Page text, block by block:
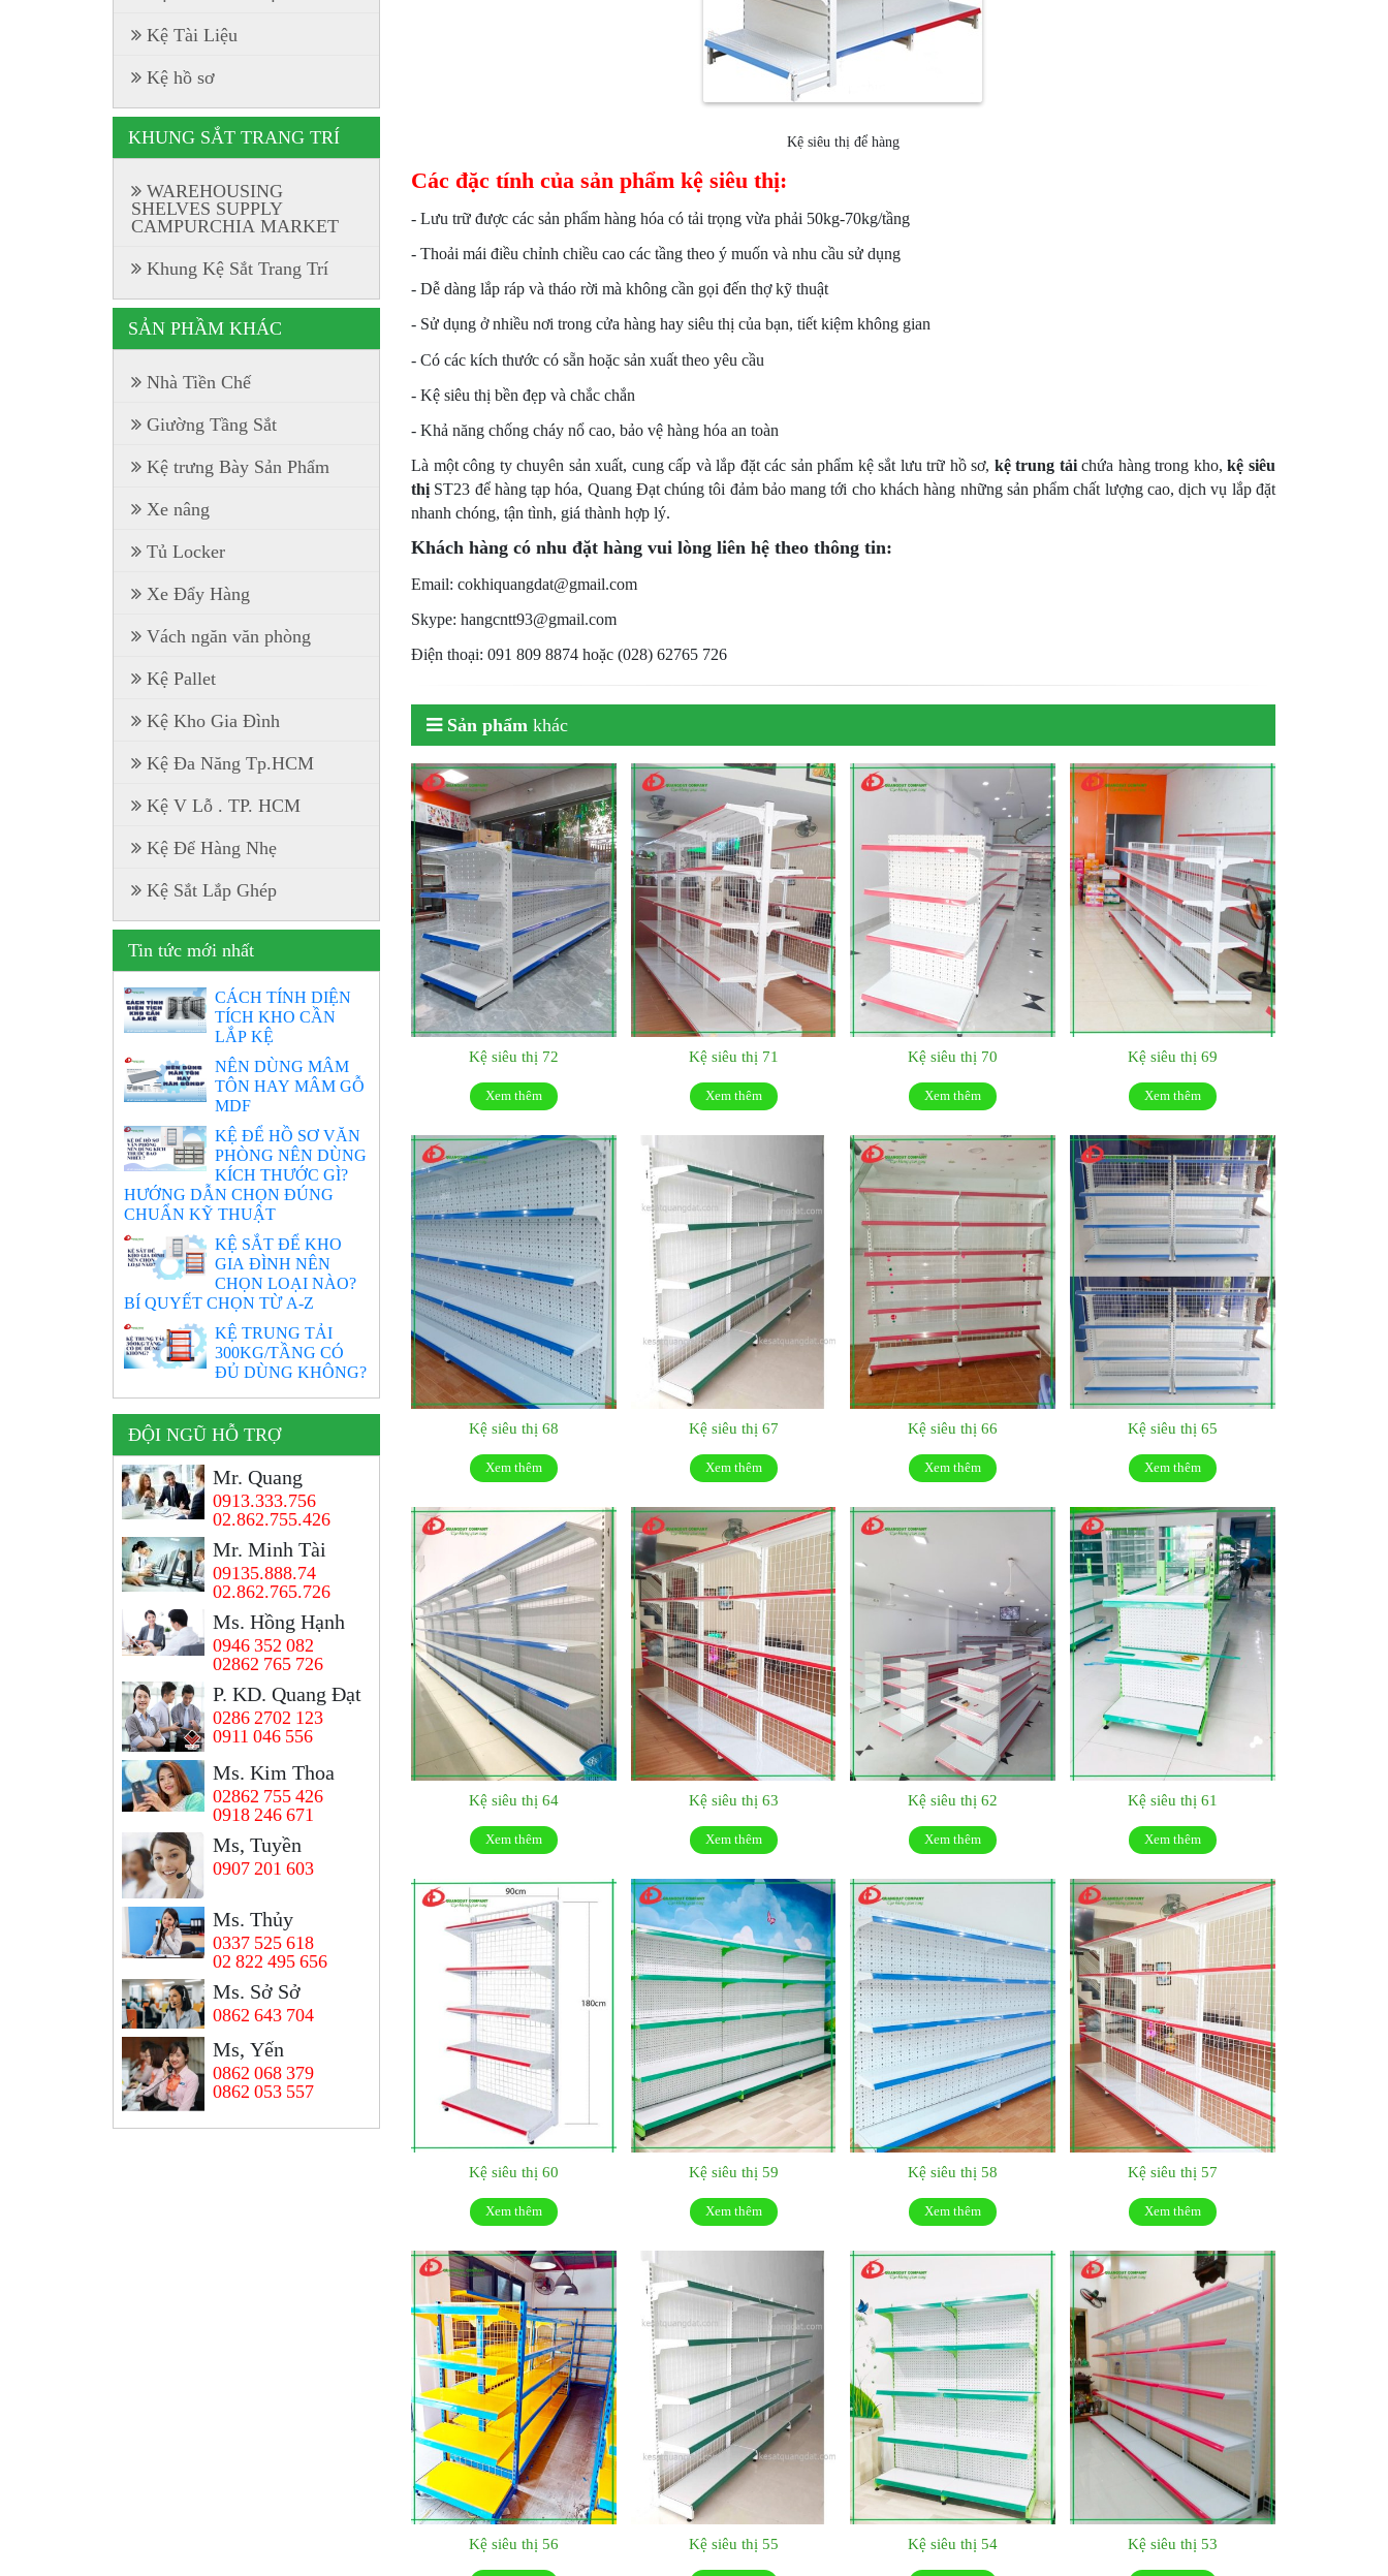
Kệ siêu thị để hàng
Các đặc tính của sản phẩm kệ siêu thị:
- Lưu trữ được các sản phẩm hàng hóa có tải trọng vừa phải 50kg-70kg/tầng
- Thoải mái điều chỉnh chiều cao các tầng theo ý muốn và nhu cầu sử dụng
- Dễ dàng lắp ráp và tháo rời mà không cần gọi đến thợ kỹ thuật
- Sử dụng ở nhiều nơi trong cửa hàng hay siêu thị của bạn, tiết kiệm không gian
- Có các kích thước có sẵn hoặc sản xuất theo yêu cầu
- Kệ siêu thị bền đẹp và chắc chắn
- Khả năng chống cháy nổ cao, bảo vệ hàng hóa an toàn
Là một công ty chuyên sản xuất, cung cấp và lắp đặt các sản phẩm kệ sắt lưu trữ hồ sơ, kệ trung tảichứa hàng trong kho,kệ siêu
thị ST23 để hàng tạp hóa, Quang Đạt chúng tôi đảm bảo mang tới cho khách hàng những sản phẩm chất lượng cao, dịch vụ lắp đặt
nhanh chóng, tận tình, giá thành hợp lý.
Khách hàng có nhu đặt hàng vui lòng liên hệ theo thông tin:
Email: cokhiquangdat@gmail.com
Skype: hangcntt93@gmail.com
Điện thoại: 091 809 8874 hoặc (028) 62765 726
Sản phẩm khác
Kệ siêu thị 72
Xem thêm
Kệ siêu thị 71
Xem thêm
Kệ siêu thị 70
Xem thêm
Kệ siêu thị 69
Xem thêm
Kệ siêu thị 68
Xem thêm
Kệ siêu thị 67
Xem thêm
Kệ siêu thị 66
Xem thêm
Kệ siêu thị 65
Xem thêm
Kệ siêu thị 64
Xem thêm
Kệ siêu thị 63
Xem thêm
Kệ siêu thị 62
Xem thêm
Kệ siêu thị 61
Xem thêm
Kệ siêu thị 60
Xem thêm
Kệ siêu thị 59
Xem thêm
Kệ siêu thị 58
Xem thêm
Kệ siêu thị 57
Xem thêm
Kệ siêu thị 56 Kệ siêu thị 55 Kệ siêu thị 54 Kệ siêu thị 53
Kệ Tài Liệu
Kệ hồ sơ
KHUNG SẮT TRANG TRÍ
WAREHOUSING
SHELVES SUPPLY
CAMPURCHIA MARKET
Khung Kệ Sắt Trang Trí
SẢN PHẦM KHÁC
Nhà Tiền Chế
Giường Tầng Sắt
Kệ trưng Bày Sản Phẩm
Xe nâng
Tủ Locker
Xe Đẩy Hàng
Vách ngăn văn phòng
Kệ Pallet
Kệ Kho Gia Đình
Kệ Đa Năng Tp.HCM
Kệ V Lỗ . TP. HCM
Kệ Để Hàng Nhẹ
Kệ Sắt Lắp Ghép
Tin tức mới nhất
CÁCH TÍNH DIỆN
TÍCH KHO CẦN
LẮP KỆ
NÊN DÙNG MÂM
TÔN HAY MÂM GỖ
MDF
KỆ ĐỂ HỒ SƠ VĂN
PHÒNG NÊN DÙNG
KÍCH THƯỚC GÌ?
HƯỚNG DẪN CHỌN ĐÚNG
CHUẨN KỸ THUẬT
KỆ SẮT ĐỂ KHO
GIA ĐÌNH NÊN
CHỌN LOẠI NÀO?
BÍ QUYẾT CHỌN TỪ A-Z
KỆ TRUNG TẢI
300KG/TẦNG CÓ
ĐỦ DÙNG KHÔNG?
ĐỘI NGŨ HỖ TRỢ
Mr. Quang
0913.333.756
02.862.755.426
Mr. Minh Tài
09135.888.74
02.862.765.726
Ms. Hồng Hạnh
0946 352 082
02862 765 726
P. KD. Quang Đạt
0286 2702 123
0911 046 556
Ms. Kim Thoa
02862 755 426
0918 246 671
Ms, Tuyền
0907 201 603
Ms. Thủy
0337 525 618
02 822 495 656
Ms. Sở Sở
0862 643 704
Ms, Yến
0862 068 379
0862 053 557